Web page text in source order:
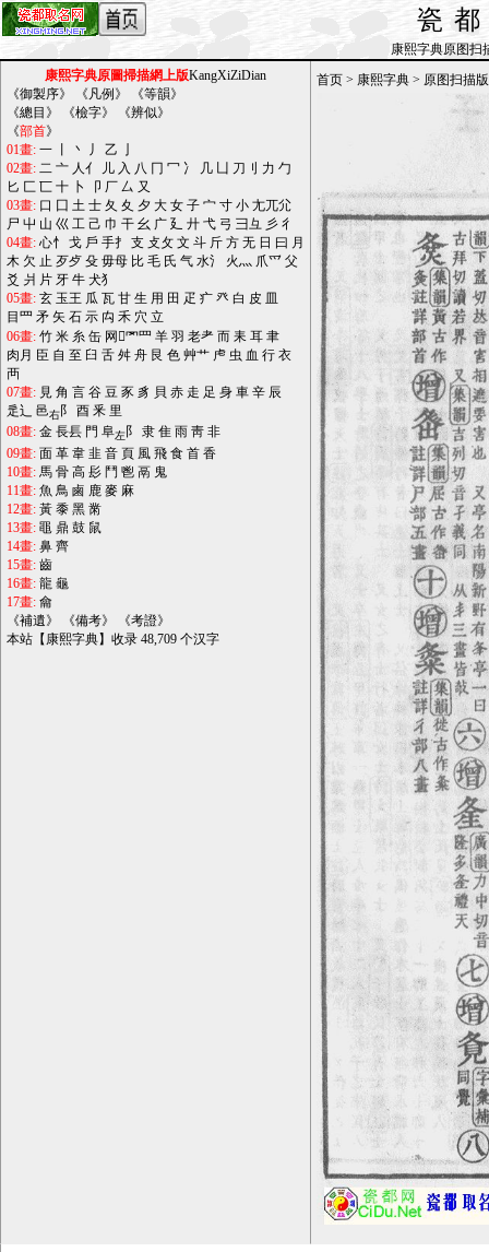
瓷
康熙字典原图扫
康熙字典原圖掃描網上版KangXiZiDian
《御製序》 《凡例 》 《等韻》
《總目 》 《檢字》 《辨似》
《部首》
01畫: 一 丶 丿 乙
02畫: 二 亠 人亻 儿 入 八 冂 冖 冫 几 凵 刀刂 力 勹
匕 匚 匸 十 卜 卩 厂 厶 又
03畫: 口 囗 土 士 夂 夊 夕 大 女 子 宀 寸 小 尢兀尣
尸 屮 山 巛 工 己 巾 干 幺 广 廴 廾 弋 弓 彐彑 彡 彳
04畫: 心忄 戈 戶 手扌 支 攴攵 文 斗 斤 方 无 日 曰 月
木 欠 止 歹歺 殳 毋母 比 毛 氏 气 水氵 火灬 爪爫 父
爻 爿 片 牙 牛 犬犭
05畫: 玄 玉王 瓜 瓦 甘 生 用 田 疋 疒 癶 白 皮 皿
目罒 矛 矢 石 示 禸 禾 穴 立
06畫: 竹 米 糸 缶 网罓罒 羊 羽 老耂 而 耒 耳 聿
肉月 臣 自 至 臼 舌 舛 舟 艮 色 艸艹 虍 虫 血 行 衣
襾
07畫: 見 角 言 谷 豆 豕 豸 貝 赤 走 足 身 車 辛 辰
辵辶
邑右阝 酉 釆 里
08畫: 金 長镸 門 阜左阝 隶 隹 雨 靑 非
09畫: 面 革 韋 韭 音 頁 風 飛 食 首 香
10畫: 馬 骨 高 髟 鬥 鬯 鬲 鬼
11畫: 魚 鳥 鹵 鹿 麥 麻
12畫: 黃 黍 黑 黹
13畫: 黽 鼎 鼓 鼠
14畫: 鼻 齊
15畫: 齒
16畫: 龍 龜
17畫: 龠
《補遺》 《備考》 《考證》
本站【康熙字典】收录 48,709 个汉字
首页 > 康熙字典 > 原图扫描版